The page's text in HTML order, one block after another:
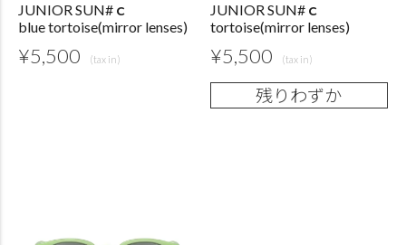
JUNIOR SUN#ｃ
blue tortoise(mirror lenses)
¥5,500
JUNIOR SUN#ｃ
tortoise(mirror lenses)
¥5,500
残りわずか